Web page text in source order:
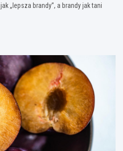
„lepsza brandy”, a brandy jak tani